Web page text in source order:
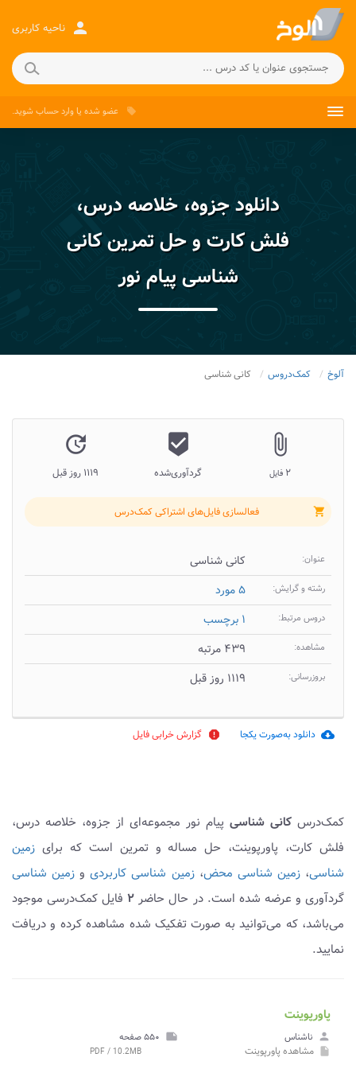
person ناحیه کاربری
local_offer عضو شده یاوارد حساب شوید.
دانلود جزوه، خلاصه درس،
فلش کارت و حل تمرین کانی
شناسی پیام نور
آلوخ کمک‌دروس کانی شناسی
attach_file
۲ فایل
beenhere
گردآوری‌شده
update
۱۱۱۹ روز قبل
shopping_cart فعالسازی فایل‌های اشتراکی کمک‌درس
عنوان: کانی شناسی
رشته و گرایش: ۵ مورد
دروس مرتبط: ۱ برچسب
مشاهده: ۴۳۹ مرتبه
بروزرسانی: ۱۱۱۹ روز قبل
cloud_download دانلود به‌صورت یکجا report گزارش خرابی فایل
کمک‌درس کانی شناسی پیام نور مجموعه‌ای از جزوه، خلاصه درس،
فلش کارت، پاورپوینت، حل مساله و تمرین است که برای زمین
شناسی،زمین شناسی محض،زمین شناسی کاربردیو زمین شناسی
گردآوری و عرضه شده است. در حال حاضر ۲فایل کمک‌درسی موجود
می‌باشد، که می‌توانید به صورت تفکیک شده مشاهده کرده و دریافت
نمایید.
پاورپوینت
person ناشناس note ۵۵۰ صفحه
insert_drive_file مشاهده پاورپوینت PDF / 10.2MB